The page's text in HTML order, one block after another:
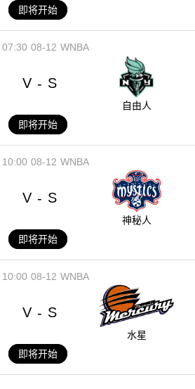
即将开始
08-12
07:30 WNBA
V - S
自由人
即将开始
08-12
10:00 WNBA
V - S
神秘人
即将开始
08-12
10:00 WNBA
V - S
水星
即将开始